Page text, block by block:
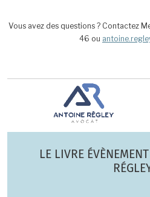
Vous avez des questions ? Contactez
46 ou
LE LIVRE